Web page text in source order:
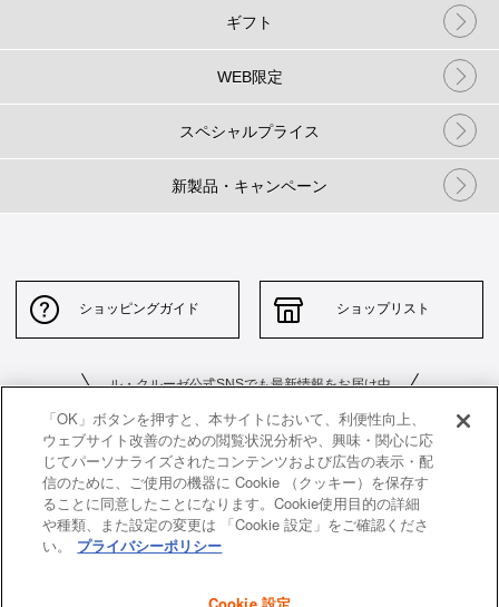
ギフト
WEB限定
スペシャルプライス
新製品・キャンペーン
ショッピングガイド ショップリスト
ル・クルーゼ公式SNSでも最新情報をお届け中
お問い合わせ サイトポリシー
「OK」ボタンを押すと、本サイトにおいて、利便性向上、
ウェブサイト改善のための閲覧状況分析や、興味・関心に応
じてパーソナライズされたコンテンツおよび広告の表示・配
信のために、ご使用の機器に Cookie （クッキー）を保存す
ることに同意したことになります。Cookie使用目的の詳細
や種類、また設定の変更は 「Cookie 設定」をご確認くださ
い。
プライバシーポリシー